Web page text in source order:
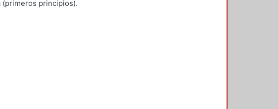
(primeros principios).